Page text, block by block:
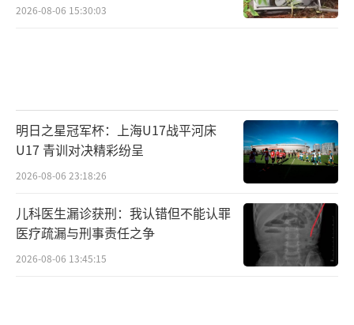
2026-08-06 15:30:03
明日之星冠军杯：上海U17战平河床
U17 青训对决精彩纷呈
2026-08-06 23:18:26
儿科医生漏诊获刑：我认错但不能认罪
医疗疏漏与刑事责任之争
2026-08-06 13:45:15